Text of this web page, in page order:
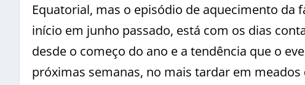
Equatorial, mas o episódio de aquecimento
início em junho passado, está com os dias
desde o começo do ano e a tendência que o
próximas semanas, no mais tardar em meados